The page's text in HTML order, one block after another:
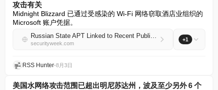
攻击有关
Midnight Blizzard 已通过受感染的 Wi-Fi 网络窃取酒店业组织的
Microsoft 账户凭据。
Russian State APT Linked to Recent Public Wi-Fi Gateway Hacking
securityweek.com
+1
RSS Hunter•8月3日
美国水网络攻击范围已超出明尼苏达州，波及至少另外 6 个